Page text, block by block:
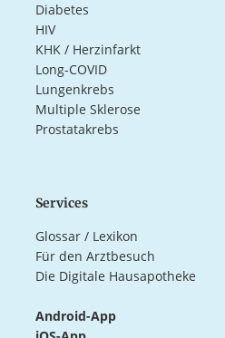
Diabetes
HIV
KHK / Herzinfarkt
Long-COVID
Lungenkrebs
Multiple Sklerose
Prostatakrebs
Services
Glossar / Lexikon
Für den Arztbesuch
Die Digitale Hausapotheke
Android-App